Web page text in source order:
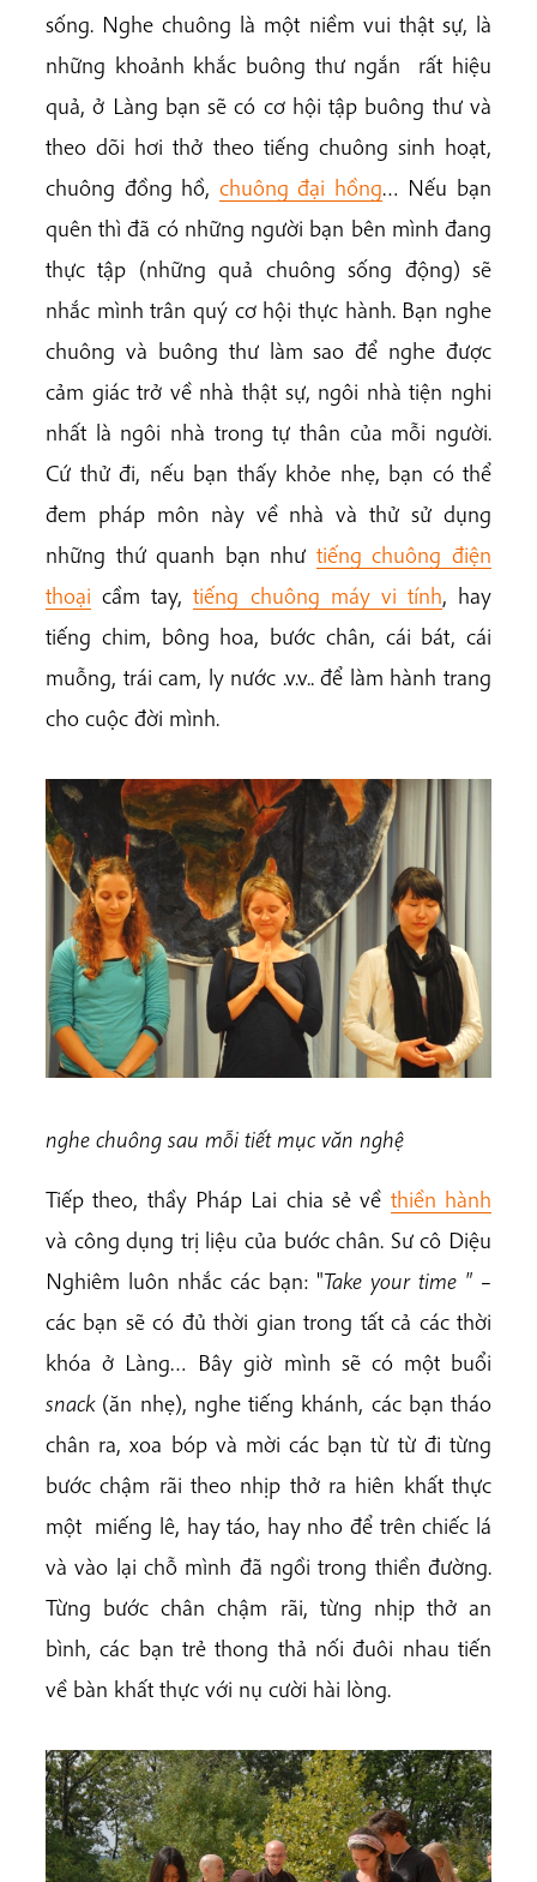
sống. Nghe chuông là một niềm vui thật sự, là
những khoảnh khắc buông thư ngắn rất hiệu
quả, ở Làng bạn sẽ có cơ hội tập buông thư và
theo dõi hơi thở theo tiếng chuông sinh hoạt,
chuông đồng hồ, chuông đại hồng… Nếu bạn
quên thì đã có những người bạn bên mình đang
thực tập (những quả chuông sống động) sẽ
nhắc mình trân quý cơ hội thực hành. Bạn nghe
chuông và buông thư làm sao để nghe được
cảm giác trở về nhà thật sự, ngôi nhà tiện nghi
nhất là ngôi nhà trong tự thân của mỗi người.
Cứ thử đi, nếu bạn thấy khỏe nhẹ, bạn có thể
đem pháp môn này về nhà và thử sử dụng
những thứ quanh bạn như tiếng chuông điện
thoại cầm tay,tiếng chuông máy vi tính, hay
tiếng chim, bông hoa, bước chân, cái bát, cái
muỗng, trái cam, ly nước .v.v.. để làm hành trang
cho cuộc đời mình.
nghe chuông sau mỗi tiết mục văn nghệ
Tiếp theo, thầy Pháp Lai chia sẻ về thiền hành
và công dụng trị liệu của bước chân. Sư cô Diệu
Nghiêm luôn nhắc các bạn: "Take your time " –
các bạn sẽ có đủ thời gian trong tất cả các thời
khóa ở Làng… Bây giờ mình sẽ có một buổi
snack(ăn nhẹ), nghe tiếng khánh, các bạn tháo
chân ra, xoa bóp và mời các bạn từ từ đi từng
bước chậm rãi theo nhịp thở ra hiên khất thực
một miếng lê, hay táo, hay nho để trên chiếc lá
và vào lại chỗ mình đã ngồi trong thiền đường.
Từng bước chân chậm rãi, từng nhịp thở an
bình, các bạn trẻ thong thả nối đuôi nhau tiến
về bàn khất thực với nụ cười hài lòng.